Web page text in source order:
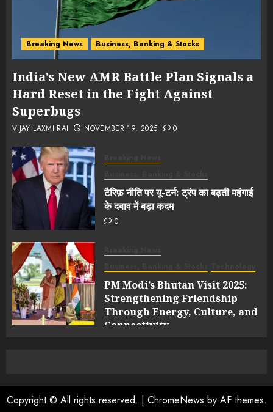
Breaking News Business, Banking & Stocks
India’s New AMR Battle Plan Signals a
Hard Reset in the Fight Against
Superbugs
VIJAY LAXMI RAI NOVEMBER 19, 2025 0
टैरिफ़ नीति पर यू-टर्न: ट्रंप का बढ़ती महंगाई
के दबाव में बड़ा कदम
0
PM Modi’s Bhutan Visit 2025:
Strengthening Friendship
Through Energy, Culture, and
Connectivity
Copyright © All rights reserved. | ChromeNews by AF themes.